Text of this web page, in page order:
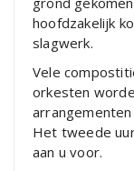
hoofdzakelijk
slagwerk.
Vele
orkesten
Het tweede
aan u voor.